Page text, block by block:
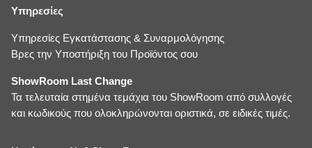
Υπηρεσίες
Υπηρεσίες Εγκατάστασης & Συναρμολόγησης
Βρες την Υποστήριξη του Προϊόντος σου
ShowRoom Last Change
Τα τελευταία στημένα τεμάχια του ShowRoom από συλλογές
και κωδικούς που ολοκληρώνονται οριστικά, σε ειδικές τιμές.